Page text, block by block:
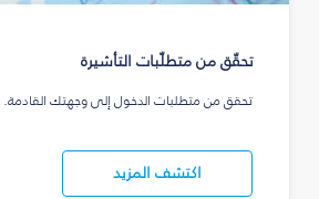
تحقّق من متطلّبات التأشيرة
تحقق من متطلبات الدخول إلى وجهتك القادمة.
اكتشف المزيد